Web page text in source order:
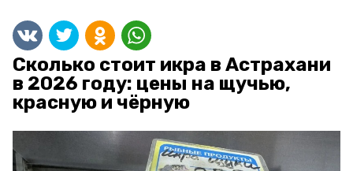
Сколько стоит икра в Астрахани
в 2026 году: цены на щучью,
красную и чёрную